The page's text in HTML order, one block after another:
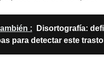
:
Disortografía:
para detectar este